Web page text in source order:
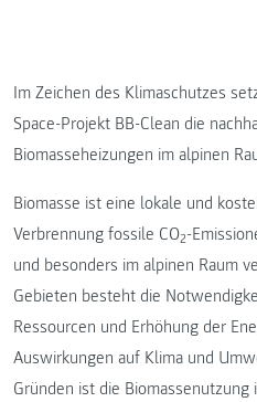
Im Zeichen des Klimaschutzes
Space-Projekt BB-Clean die
Biomasseheizungen im alpinen
Biomasse ist eine lokale und
Verbrennung fossile CO2-
und besonders im alpinen Raum
Gebieten besteht die
Ressourcen und Erhöhung der
Auswirkungen auf Klima und
Gründen ist die Biomassenutzung